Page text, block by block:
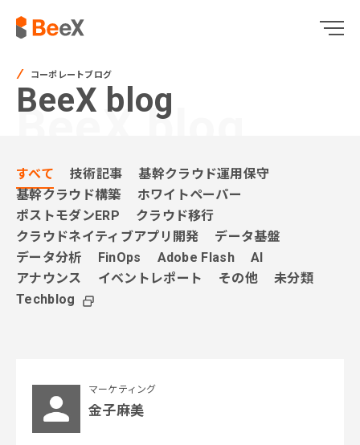
コーポレートブログ
BeeX blog
BeeX blog
すべて 技術記事
基幹クラウド運用保守
基幹クラウド構築
ホワイトペーパー
ポストモダンERP
クラウド移行
クラウドネイティブアプリ開発
データ基盤
データ分析
FinOps Adobe Flash
AI
アナウンス
イベントレポート その他
未分類
Techblog
マーケティング
金子麻美